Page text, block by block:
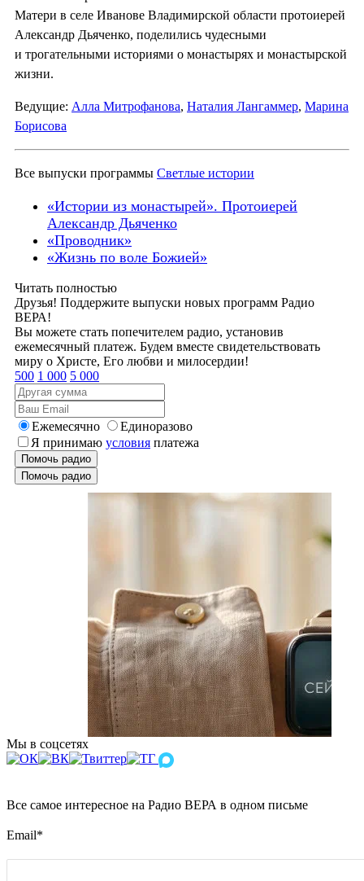
Матери в селе Иванове Владимирской области протоиерей
Александр Дьяченко, поделились чудесными
и трогательными историями о монастырях и монастырской
жизни.
Ведущие: Алла Митрофанова, Наталия Лангаммер, Марина
Борисова
Все выпуски программы Светлые истории
«Истории из монастырей». Протоиерей
Александр Дьяченко
«Проводник»
«Жизнь по воле Божией»
Читать полностью
Друзья! Поддержите выпуски новых программ Радио
ВЕРА!
Вы можете стать попечителем радио, установив
ежемесячный платеж. Будем вместе свидетельствовать
миру о Христе, Его любви и милосердии!
500 1 000 5 000
Ежемесячно
Единоразово
Я принимаю условия платежа
Помочь радио
Помочь радио
Мы в соцсетях
Все самое интересное на Радио ВЕРА в одном письме
Email*